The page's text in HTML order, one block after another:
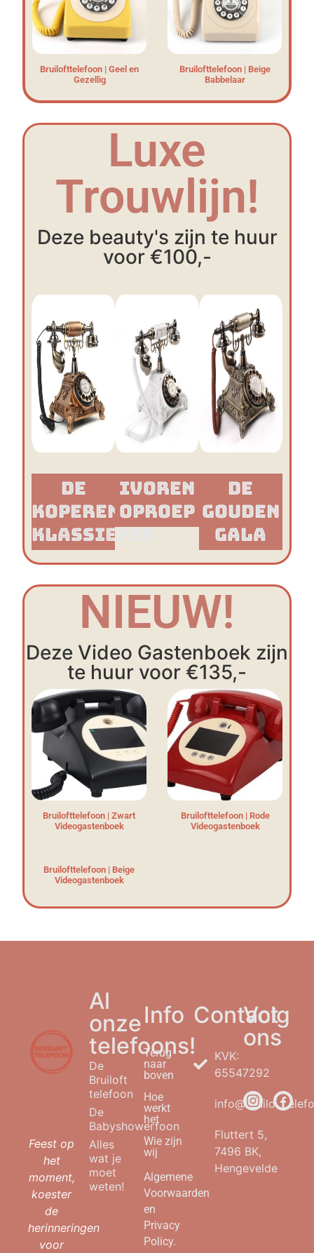
Bruilofttelefoon | Geel en
Gezellig
Bruilofttelefoon | Beige
Babbelaar
Luxe
Trouwlijn!
Deze beauty's zijn te huur
voor €100,-
De
Koperen
Klassieker​
Ivoren
Oproep
De
Gouden
Gala
NIEUW!
Deze Video Gastenboek zijn
te huur voor €135,-
Bruilofttelefoon | Zwart
Videogastenboek
Bruilofttelefoon | Rode
Videogastenboek
Bruilofttelefoon | Beige
Videogastenboek
Feest op
het
moment,
koester
de
herinneringen
voor
Al
onze
telefoons!
De
Bruiloft
telefoon
De
Babyshowerfoon
Alles
wat je
moet
weten!
Info
Terug
naar
boven
Hoe
werkt
het
Wie zijn
wij
Algemene
Voorwaarden
en
Privacy
Policy.
Contact
KVK:
65547292
Fluttert 5,
7496 BK,
Hengevelde
Volg
ons